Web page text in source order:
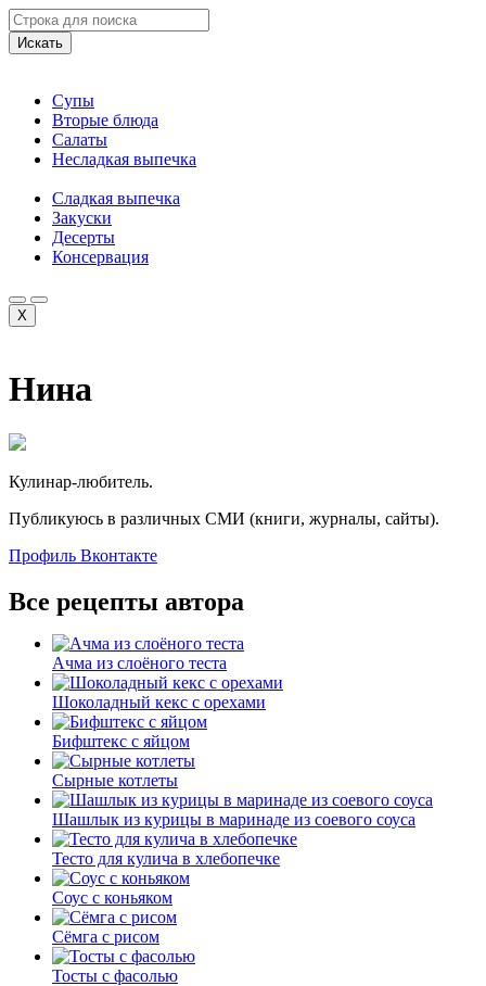
Искать
Супы
Вторые блюда
Салаты
Несладкая выпечка
Сладкая выпечка
Закуски
Десерты
Консервация
X
Нина
Кулинар-любитель.
Публикуюсь в различных СМИ (книги, журналы, сайты).
Профиль Вконтакте
Все рецепты автора
Ачма из слоёного теста
Шоколадный кекс с орехами
Бифштекс с яйцом
Сырные котлеты
Шашлык из курицы в маринаде из соевого соуса
Тесто для кулича в хлебопечке
Соус с коньяком
Сёмга с рисом
Тосты с фасолью